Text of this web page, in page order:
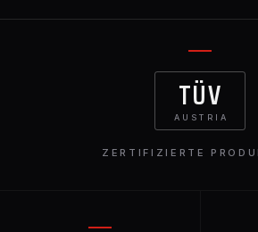
TÜV
AUSTRIA
ZERTIFIZIERTE